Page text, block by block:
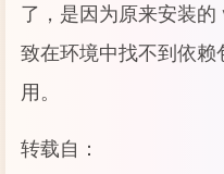
了，是因为原来安装
致在环境中找不到依
用。
转载自：